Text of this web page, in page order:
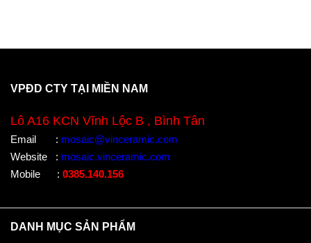
VPĐD CTY TẠI MIỀN NAM
Lô A16 KCN Vĩnh Lộc B , Bình Tân
Email : mosaic@vinceramic.com
Website
: mosaic.vinceramic.com
Mobile
: 0385.140.156
DANH MỤC SẢN PHẨM